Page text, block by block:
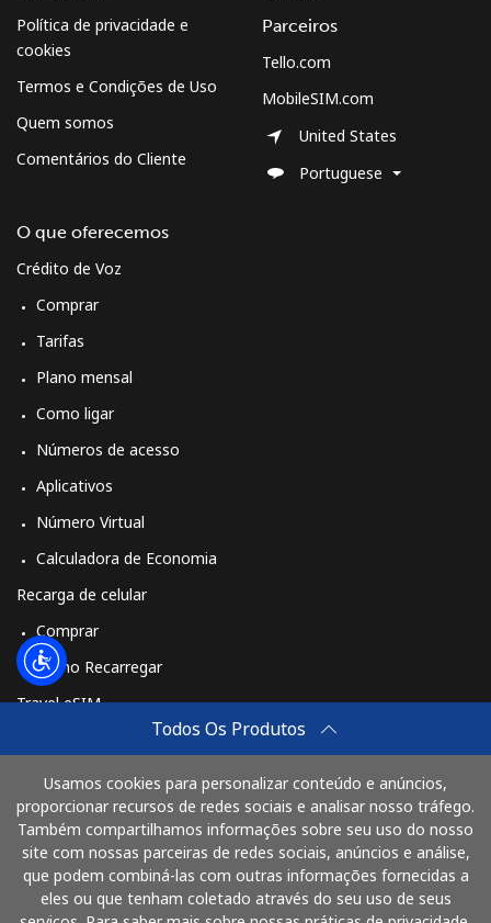
Todos Os Produtos
Usamos cookies para personalizar conteúdo e anúncios,
proporcionar recursos de redes sociais e analisar nosso tráfego.
Também compartilhamos informações sobre seu uso do nosso
site com nossas parceiras de redes sociais, anúncios e análise,
que podem combiná-las com outras informações fornecidas a
eles ou que tenham coletado através do seu uso de seus
Política de privacidade e
cookies
Termos e Condições de Uso
Quem somos
Comentários do Cliente
O que oferecemos
Crédito de Voz
Comprar
Tarifas
Plano mensal
Como ligar
Números de acesso
Aplicativos
Número Virtual
Calculadora de Economia
Recarga de celular
Comprar
Como Recarregar
Travel eSIM
Como funciona
Parceiros
Tello.com
MobileSIM.com
United States
Portuguese
Pague com